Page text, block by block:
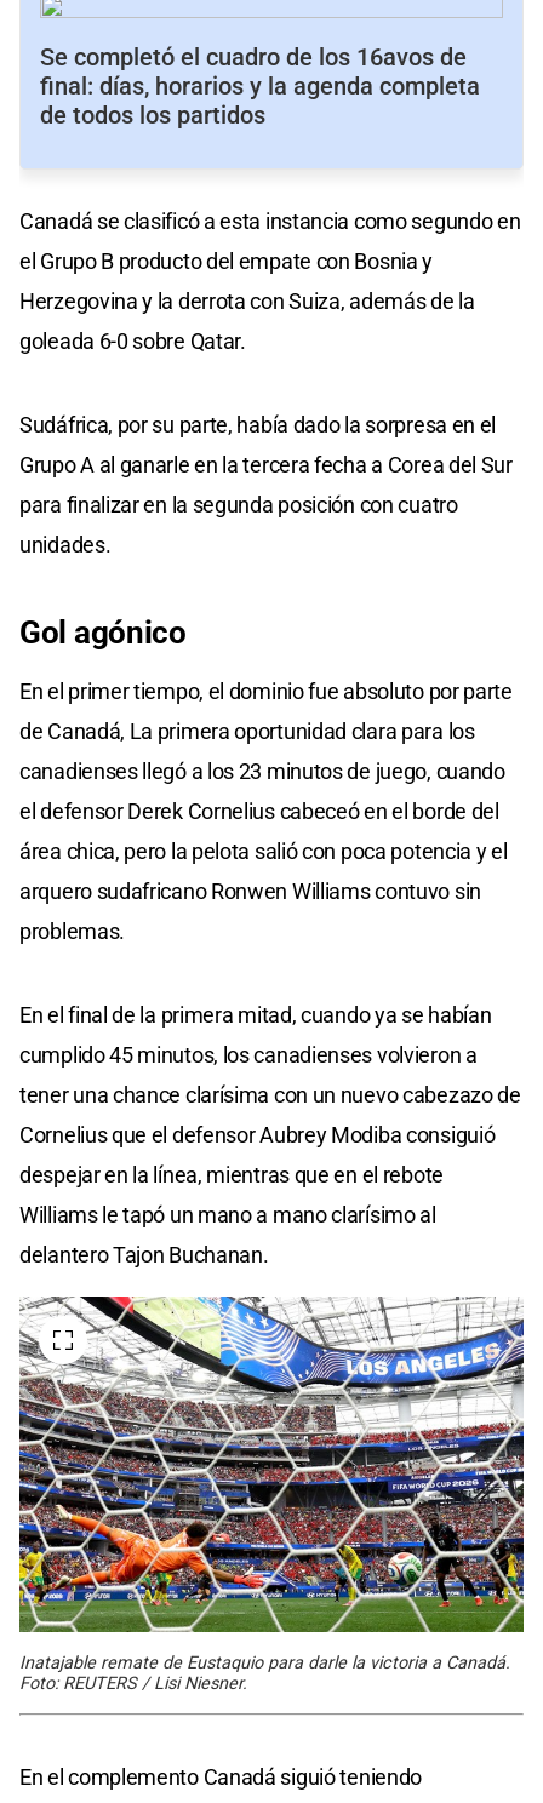
Se completó el cuadro de los 16avos de
final: días, horarios y la agenda completa
de todos los partidos
Canadá se clasificó a esta instancia como segundo en
el Grupo B producto del empate con Bosnia y
Herzegovina y la derrota con Suiza, además de la
goleada 6-0 sobre Qatar.
Sudáfrica, por su parte, había dado la sorpresa en el
Grupo A al ganarle en la tercera fecha a Corea del Sur
para finalizar en la segunda posición con cuatro
unidades.
Gol agónico
En el primer tiempo, el dominio fue absoluto por parte
de Canadá, La primera oportunidad clara para los
canadienses llegó a los 23 minutos de juego, cuando
el defensor Derek Cornelius cabeceó en el borde del
área chica, pero la pelota salió con poca potencia y el
arquero sudafricano Ronwen Williams contuvo sin
problemas.
En el final de la primera mitad, cuando ya se habían
cumplido 45 minutos, los canadienses volvieron a
tener una chance clarísima con un nuevo cabezazo de
Cornelius que el defensor Aubrey Modiba consiguió
despejar en la línea, mientras que en el rebote
Williams le tapó un mano a mano clarísimo al
delantero Tajon Buchanan.
Inatajable remate de Eustaquio para darle la victoria a Canadá.
Foto: REUTERS / Lisi Niesner.
En el complemento Canadá siguió teniendo